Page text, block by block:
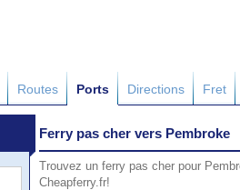
Routes Ports Directions Fret
Ferry pas cher vers Pembroke
Trouvez un ferry pas cher pour
Cheapferry.fr!